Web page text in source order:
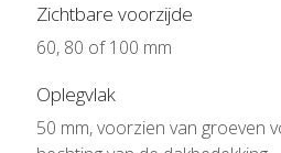
Zichtbare voorzijde
60, 80 of 100 mm
Oplegvlak
50 mm, voorzien van groeven